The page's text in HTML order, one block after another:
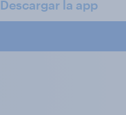
Descargar la app